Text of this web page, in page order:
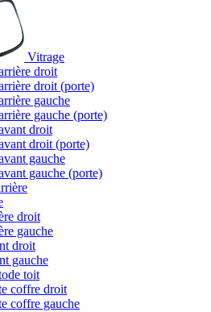
Vitrage
droit
droit (porte)
gauche
gauche (porte)
droit
droit (porte)
gauche
gauche (porte)
droit
gauche
droit
gauche
toit
coffre droit
coffre gauche